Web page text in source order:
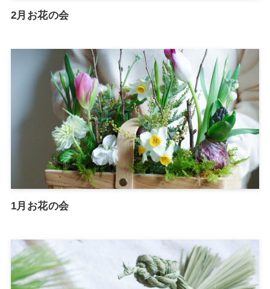
2月お花の会
1月お花の会